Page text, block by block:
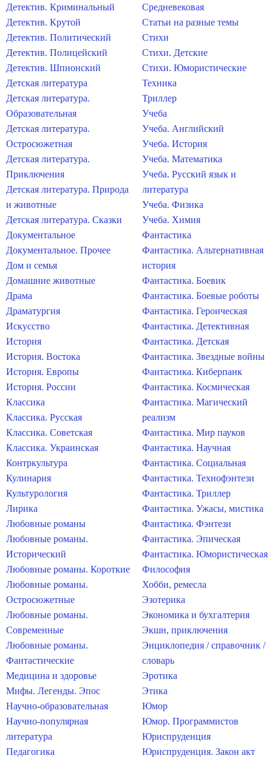
Детектив. Криминальный
Детектив. Крутой
Детектив. Политический
Детектив. Полицейский
Детектив. Шпионский
Детская литература
Детская литература.
Образовательная
Детская литература.
Остросюжетная
Детская литература.
Приключения
Детская литература. Природа
и животные
Детская литература. Сказки
Документальное
Документальное. Прочее
Дом и семья
Домашние животные
Драма
Драматургия
Искусство
История
История. Востока
История. Европы
История. России
Классика
Классика. Русская
Классика. Советская
Классика. Украинская
Контркультура
Кулинария
Культурология
Лирика
Любовные романы
Любовные романы.
Исторический
Любовные романы. Короткие
Любовные романы.
Остросюжетные
Любовные романы.
Современные
Любовные романы.
Фантастические
Медицина и здоровье
Мифы. Легенды. Эпос
Научно-образовательная
Научно-популярная
литература
Педагогика
Средневековая
Статьи на разные темы
Стихи
Стихи. Детские
Стихи. Юмористические
Техника
Триллер
Учеба
Учеба. Английский
Учеба. История
Учеба. Математика
Учеба. Русский язык и
литература
Учеба. Физика
Учеба. Химия
Фантастика
Фантастика. Альтернативная
история
Фантастика. Боевик
Фантастика. Боевые роботы
Фантастика. Героическая
Фантастика. Детективная
Фантастика. Детская
Фантастика. Звездные войны
Фантастика. Киберпанк
Фантастика. Космическая
Фантастика. Магический
реализм
Фантастика. Мир пауков
Фантастика. Научная
Фантастика. Социальная
Фантастика. Технофэнтези
Фантастика. Триллер
Фантастика. Ужасы, мистика
Фантастика. Фэнтези
Фантастика. Эпическая
Фантастика. Юмористическая
Философия
Хобби, ремесла
Эзотерика
Экономика и бухгалтерия
Экшн, приключения
Энциклопедия / справочник /
словарь
Эротика
Этика
Юмор
Юмор. Программистов
Юриспруденция
Юриспруденция. Закон акт